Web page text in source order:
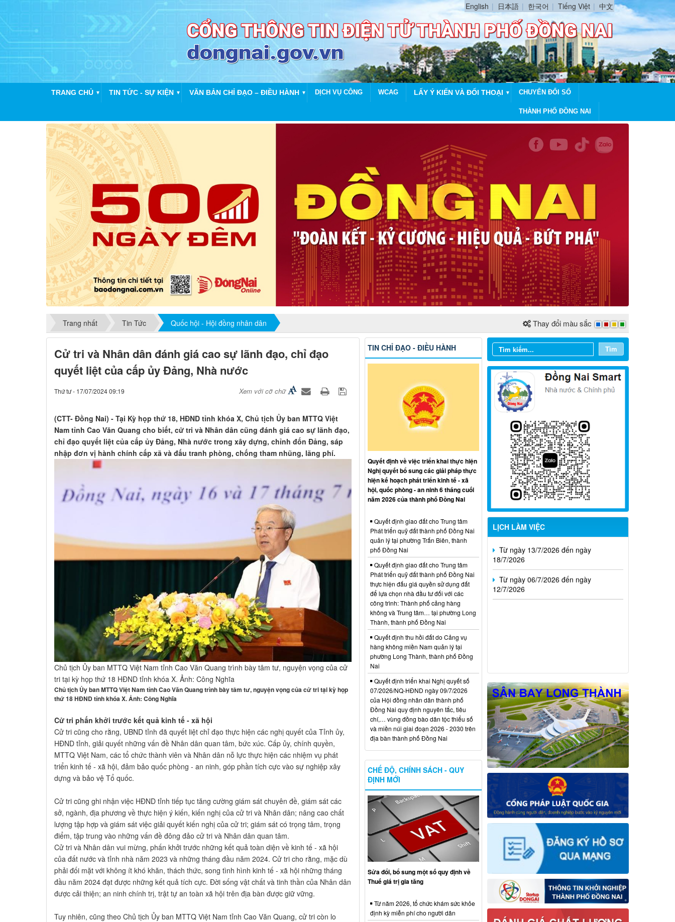
English 日本語 한국어 Tiếng Việt 中文
TRANG CHỦ ▼ TIN TỨC - SỰ KIỆN ▼ VĂN BẢN CHỈ ĐẠO – ĐIỀU HÀNH ▼ DỊCH VỤ CÔNG WCAG LẤY Ý KIẾN VÀ ĐỐI THOẠI ▼ CHUYỂN ĐỔI SỐ
THÀNH PHỐ ĐỒNG NAI
Trang nhất Tin Tức Quốc hội - Hội đồng nhân dân Thay đổi màu sắc
Cử tri và Nhân dân đánh giá cao sự lãnh đạo, chỉ đạo
quyết liệt của cấp ủy Đảng, Nhà nước
Thứ tư - 17/07/2024 09:19 Xem với cỡ chữ
(CTT- Đồng Nai) - Tại Kỳ họp thứ 18, HĐND tỉnh khóa X, Chủ tịch Ủy ban MTTQ Việt
Nam tỉnh Cao Văn Quang cho biết, cử tri và Nhân dân cũng đánh giá cao sự lãnh đạo,
chỉ đạo quyết liệt của cấp ủy Đảng, Nhà nước trong xây dựng, chỉnh đốn Đảng, sáp
nhập đơn vị hành chính cấp xã và đấu tranh phòng, chống tham nhũng, lãng phí.
Chủ tịch Ủy ban MTTQ Việt Nam tỉnh Cao Văn Quang trình bày tâm tư, nguyện vọng của cử
tri tại kỳ họp thứ 18 HĐND tỉnh khóa X. Ảnh: Công Nghĩa
Chủ tịch Ủy ban MTTQ Việt Nam tỉnh Cao Văn Quang trình bày tâm tư, nguyện vọng của cử tri tại kỳ họp
thứ 18 HĐND tỉnh khóa X. Ảnh: Công Nghĩa
Cử tri phấn khởi trước kết quả kinh tế - xã hội
Cử tri cũng cho rằng, UBND tỉnh đã quyết liệt chỉ đạo thực hiện các nghị quyết của Tỉnh ủy,
HĐND tỉnh, giải quyết những vấn đề Nhân dân quan tâm, bức xúc. Cấp ủy, chính quyền,
MTTQ Việt Nam, các tổ chức thành viên và Nhân dân nỗ lực thực hiện các nhiệm vụ phát
triển kinh tế - xã hội, đảm bảo quốc phòng - an ninh, góp phần tích cực vào sự nghiệp xây
dựng và bảo vệ Tổ quốc.
Cử tri cũng ghi nhận việc HĐND tỉnh tiếp tục tăng cường giám sát chuyên đề, giám sát các
sở, ngành, địa phương về thực hiện ý kiến, kiến nghị của cử tri và Nhân dân; nâng cao chất
lượng tập hợp và giám sát việc giải quyết kiến nghị của cử tri; giám sát có trọng tâm, trọng
điểm, tập trung vào những vấn đề đông đảo cử tri và Nhân dân quan tâm.
Cử tri và Nhân dân vui mừng, phấn khởi trước những kết quả toàn diện về kinh tế - xã hội
của đất nước và tỉnh nhà năm 2023 và những tháng đầu năm 2024. Cử tri cho rằng, mặc dù
phải đối mặt với không ít khó khăn, thách thức, song tình hình kinh tế - xã hội những tháng
đầu năm 2024 đạt được những kết quả tích cực. Đời sống vật chất và tinh thần của Nhân dân
được cải thiện; an ninh chính trị, trật tự an toàn xã hội trên địa bàn được giữ vững.
Tuy nhiên, cũng theo Chủ tịch Ủy ban MTTQ Việt Nam tỉnh Cao Văn Quang, cử tri còn lo
Tìm
LỊCH LÀM VIỆC
Từ ngày 03/8/2026 đến ngày
09/8/2026
Từ ngày 27/7/2026 đến ngày
02/8/2026
Từ ngày 20/7/2026 đến ngày
26/7/2026
Từ ngày 13/7/2026 đến ngày
18/7/2026
12/7/2026
TIN CHỈ ĐẠO - ĐIỀU HÀNH
Quyết định về việc triển khai thực hiện
Nghị quyết bổ sung các giải pháp thực
hiện kế hoạch phát triển kinh tế - xã
hội, quốc phòng - an ninh 6 tháng cuối
năm 2026 của thành phố Đồng Nai
Quyết định giao đất cho Trung tâm
Phát triển quỹ đất thành phố Đồng Nai
quản lý tại phường Trấn Biên, thành
phố Đồng Nai
Quyết định giao đất cho Trung tâm
Phát triển quỹ đất thành phố Đồng Nai
thực hiện đấu giá quyền sử dụng đất
để lựa chọn nhà đầu tư đối với các
công trình: Thành phố cảng hàng
không và Trung tâm… tại phường Long
Thành, thành phố Đồng Nai
Quyết định thu hồi đất do Cảng vụ
hàng không miền Nam quản lý tại
phường Long Thành, thành phố Đồng
Nai
Quyết định triển khai Nghị quyết số
07/2026/NQ-HĐND ngày 09/7/2026
của Hội đồng nhân dân thành phố
Đồng Nai quy định nguyên tắc, tiêu
chí,… vùng đồng bào dân tộc thiểu số
và miền núi giai đoạn 2026 - 2030 trên
địa bàn thành phố Đồng Nai
CHẾ ĐỘ, CHÍNH SÁCH - QUY
ĐỊNH MỚI
Sửa đổi, bổ sung một số quy định về
Thuế giá trị gia tăng
Từ năm 2026, tổ chức khám sức khỏe
định kỳ miễn phí cho người dân